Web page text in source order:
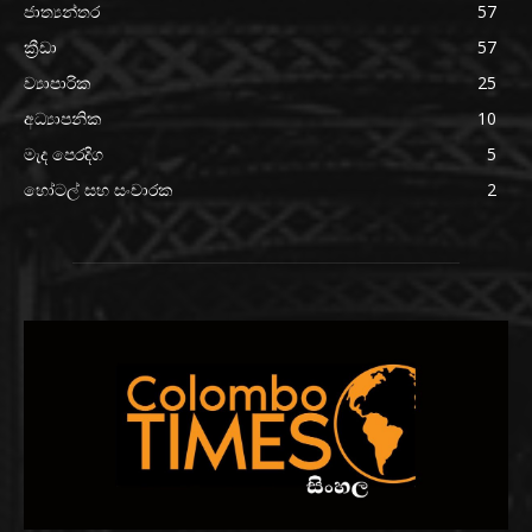
ජාත්‍යන්තර
57
ක්‍රීඩා
57
ව්‍යාපාරික
25
අධ්‍යාපනික
10
මැද පෙරදිග
5
හෝටල් සහ සංචාරක
2